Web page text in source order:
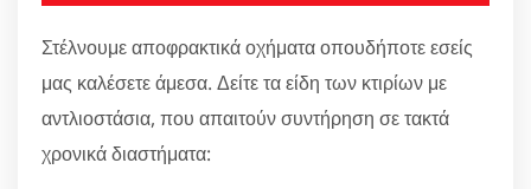
Στέλνουμε αποφρακτικά οχήματα οπουδήποτε εσείς
μας καλέσετε άμεσα. Δείτε τα είδη των κτιρίων με
αντλιοστάσια, που απαιτούν συντήρηση σε τακτά
χρονικά διαστήματα: